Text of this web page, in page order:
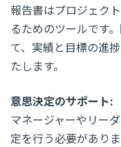
報告書はプロジェク
るためのツールです
て、実績と目標の進
たします。
意思決定のサポート:
マネージャーやリー
定を行う必要があり